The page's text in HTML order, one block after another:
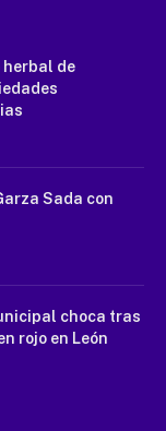
herbal de
Sada con
choca tras
rojo en León